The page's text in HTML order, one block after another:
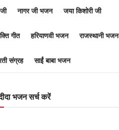
नागर जी भजन जया किशोरी जी
गीत हरियाणवी भजन राजस्थानी भजन
संग्रह साईं बाबा भजन
भजन सर्च करें